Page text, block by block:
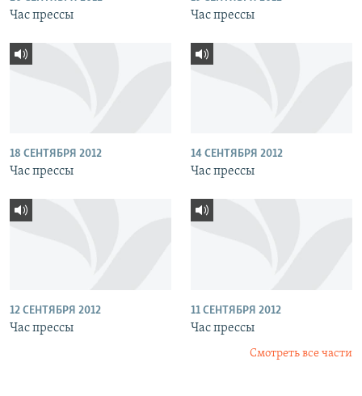
Час прессы Час прессы
18 СЕНТЯБРЯ 2012
Час прессы
14 СЕНТЯБРЯ 2012
Час прессы
12 СЕНТЯБРЯ 2012
Час прессы
11 СЕНТЯБРЯ 2012
Час прессы
Смотреть все части